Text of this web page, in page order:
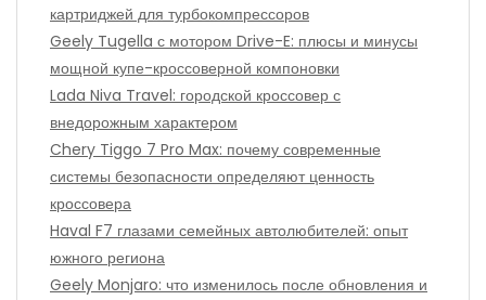
картриджей для турбокомпрессоров
Geely Tugella с мотором Drive-E: плюсы и минусы
мощной купе-кроссоверной компоновки
Lada Niva Travel: городской кроссовер с
внедорожным характером
Chery Tiggo 7 Pro Max: почему современные
системы безопасности определяют ценность
кроссовера
Haval F7 глазами семейных автолюбителей: опыт
южного региона
Geely Monjaro: что изменилось после обновления и